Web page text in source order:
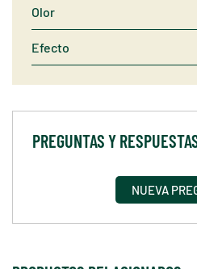
Olor
Efecto
PREGUNTAS Y
NUEVA